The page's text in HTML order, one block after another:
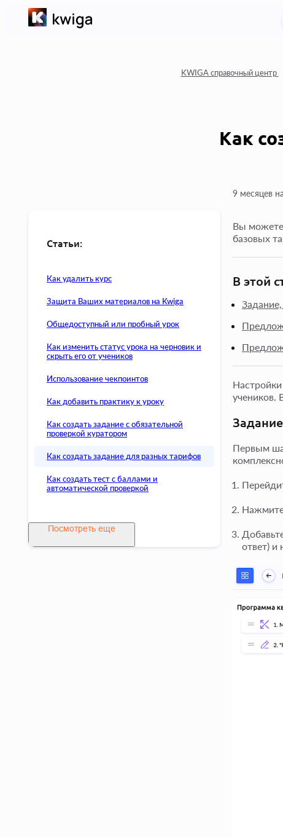
KWIGA справочный центр
Как
Статьи:
Как удалить курс
Защита Ваших материалов на Kwiga
Общедоступный или пробный урок
Как изменить статус урока на черновик и
скрыть его от учеников
Использование чекпоинтов
Как добавить практику к уроку
Как создать задание с обязательной
проверкой куратором
Как создать задание для разных тарифов
Как создать тест с баллами и
автоматической проверкой
Посмотреть еще
9 месяцев
Вы можете
базовых
В этой
учеников.
Первым
ответ) и